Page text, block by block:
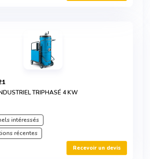
TRIPHASÉ 4 KW
intéressés
récentes
Recevoir un devis